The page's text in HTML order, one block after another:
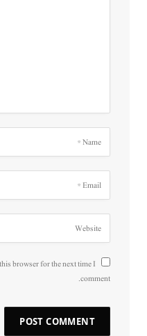
browser for the next time I
comment.